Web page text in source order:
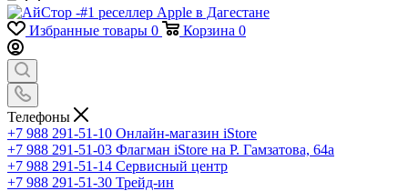
Избранные товары 0 Корзина 0
Телефоны
+7 988 291-51-10 Онлайн-магазин iStore
+7 988 291-51-03 Флагман iStore на Р. Гамзатова, 64а
+7 988 291-51-14 Сервисный центр
+7 988 291-51-30 Трейд-ин